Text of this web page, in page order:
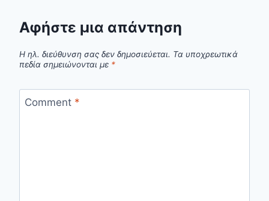
Αφήστε μια απάντηση
Η ηλ. διεύθυνση σας δεν δημοσιεύεται. Τα υποχρεωτικά
πεδία σημειώνονται με *
Comment *